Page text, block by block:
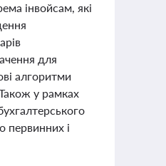
інвойсам, які
для
алгоритми
у рамках
первинних і